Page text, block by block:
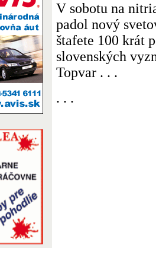
V sobotu na
padol nový
štafete 100 krát
slovenských
Topvar . . .
. . .